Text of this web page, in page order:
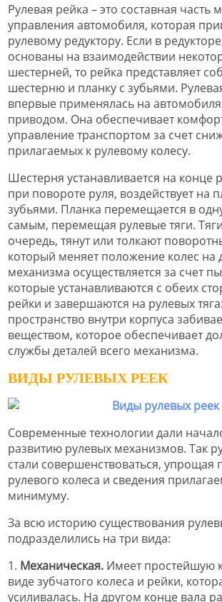
Рулевая рейка – это составная часть
управления автомобиля, которая
рулевому редуктору. Если в
основаны на взаимодействии
шестерней, то рейка представляет
шестерню и планку с зубьями.
впервые применялась на
приводом. Она обеспечивает
управление транспортом за счет
прилагаемых к рулевому колесу.
Шестерня устанавливается на конце
при повороте руля, воздействует на
зубьями. Планка перемещается в
самым, перемещая рулевые тяги.
очередь, тянут или толкают
который меняет положение колес на
механизма осуществляется за счет
которые устанавливаются с обеих
рейки и завершаются на рулевых
пространство внутри корпуса
веществом, которое обеспечивает
службы деталей всего механизма.
ВИДЫ РУЛЕВЫХ РЕЕК
Современные технологии дали
развитию рулевых механизмов. Так
стали совершенствоваться, упрощая
рулевого колеса и сведения
минимуму.
За всю историю существования
подразделились на три вида:
1. Механическая. Имеет простейшую
виде зубчатого колеса и рейки,
усиливалась. На другом конце вала